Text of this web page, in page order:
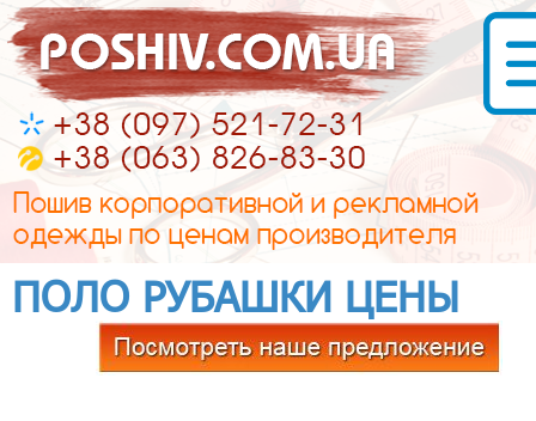
ПОЛО РУБАШКИ ЦЕНЫ